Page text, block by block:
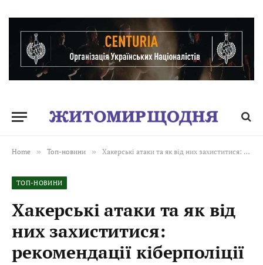
Home » Топ-новини » Хакерські атаки та як від них захиститися: рекомендації кіберполіції
ТОП-НОВИНИ
Хакерські атаки та як від
них захиститися:
рекомендації кіберполіції